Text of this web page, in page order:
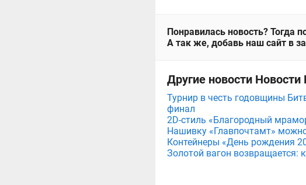
Понравилась новость? Тогда
А так же, добавь наш сайт в
Другие новости
Турнир в честь годовщины
финал
2D-стиль «Благородный
Нашивку «Главпочтамт»
Контейнеры «День рождения
Золотой вагон